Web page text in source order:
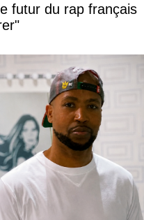
futur du rap français